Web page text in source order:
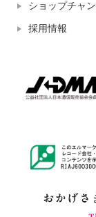
ショップチャ
採用情報